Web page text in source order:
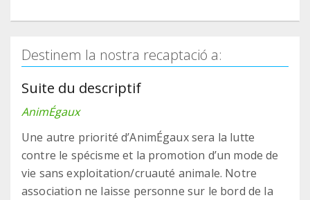
Destinem la nostra recaptació a:
Suite du descriptif
AnimÉgaux
Une autre priorité d’AnimÉgaux sera la lutte
contre le spécisme et la promotion d’un mode de
vie sans exploitation/cruauté animale. Notre
association ne laisse personne sur le bord de la